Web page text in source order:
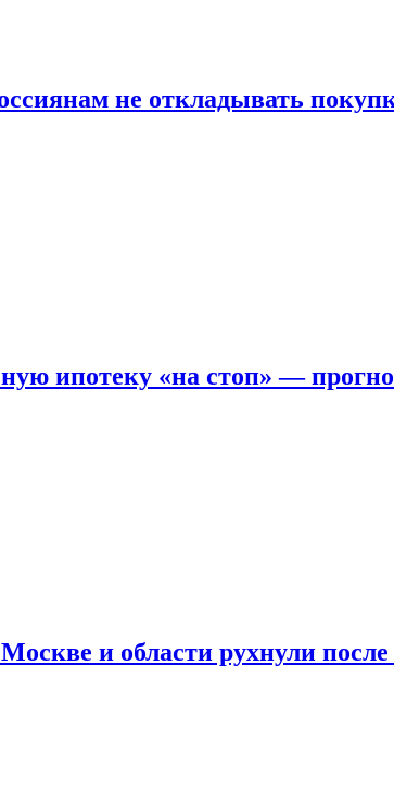
не откладывать
ипотеку «на стоп» —
и области рухнули